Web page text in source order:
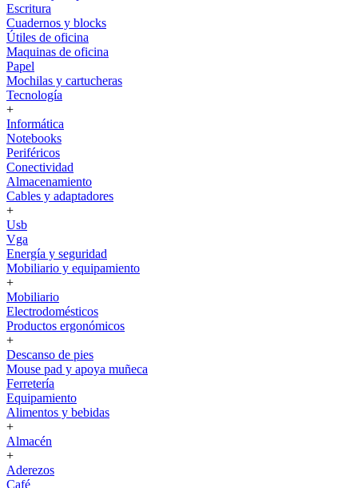
Escritura
Cuadernos y blocks
Útiles de oficina
Maquinas de oficina
Papel
Mochilas y cartucheras
Tecnología
+
Informática
Notebooks
Periféricos
Conectividad
Almacenamiento
Cables y adaptadores
+
Usb
Vga
Energía y seguridad
Mobiliario y equipamiento
+
Mobiliario
Electrodomésticos
Productos ergonómicos
+
Descanso de pies
Mouse pad y apoya muñeca
Ferretería
Equipamiento
Alimentos y bebidas
+
Almacén
+
Aderezos
Café